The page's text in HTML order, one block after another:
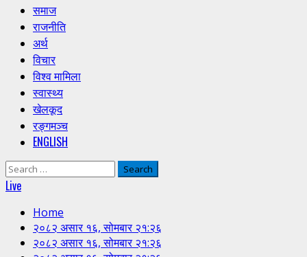
Primary
Menu
समाज
राजनीति
अर्थ
विचार
विश्व मामिला
स्वास्थ्य
खेलकूद
रङ्गमञ्च
ENGLISH
Search
for:
Live
Home
२०८२ असार १६, सोमबार २१:२६
२०८२ असार १६, सोमबार २१:२६